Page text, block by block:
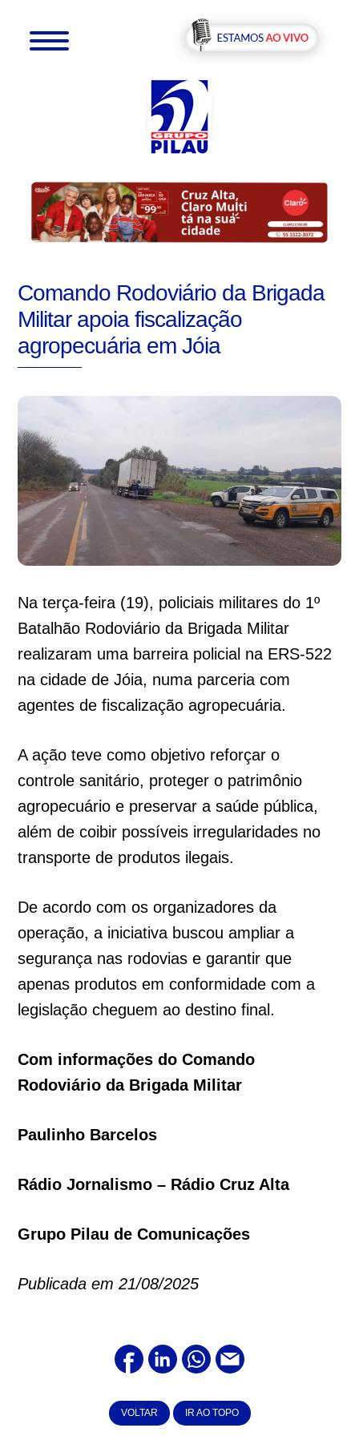
Comando Rodoviário da Brigada
Militar apoia fiscalização
agropecuária em Jóia
Na terça-feira (19), policiais militares do 1º
Batalhão Rodoviário da Brigada Militar
realizaram uma barreira policial na ERS-522
na cidade de Jóia, numa parceria com
agentes de fiscalização agropecuária.
A ação teve como objetivo reforçar o
controle sanitário, proteger o patrimônio
agropecuário e preservar a saúde pública,
além de coibir possíveis irregularidades no
transporte de produtos ilegais.
De acordo com os organizadores da
operação, a iniciativa buscou ampliar a
segurança nas rodovias e garantir que
apenas produtos em conformidade com a
legislação cheguem ao destino final.
Com informações do Comando
Rodoviário da Brigada Militar
Paulinho Barcelos
Rádio Jornalismo – Rádio Cruz Alta
Grupo Pilau de Comunicações
Publicada em 21/08/2025
VOLTAR IR AO TOPO